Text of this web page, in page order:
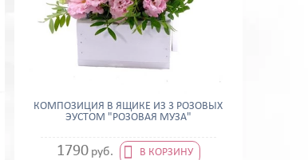
КОМПОЗИЦИЯ В ЯЩИКЕ ИЗ 3 РОЗОВЫХ
ЭУСТОМ "РОЗОВАЯ МУЗА"
1790 руб.  В КОРЗИНУ